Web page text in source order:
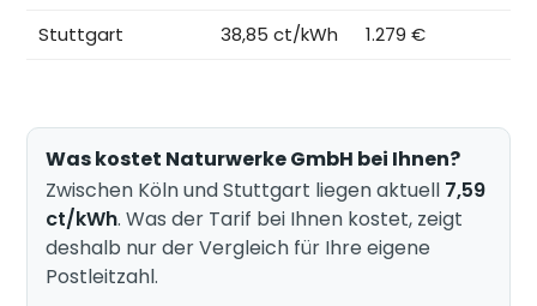
Stuttgart
38,85 ct/kWh 1.279 €
Was kostet Naturwerke GmbH bei Ihnen?
Zwischen Köln und Stuttgart liegen aktuell 7,59
ct/kWh. Was der Tarif bei Ihnen kostet, zeigt
deshalb nur der Vergleich für Ihre eigene
Postleitzahl.